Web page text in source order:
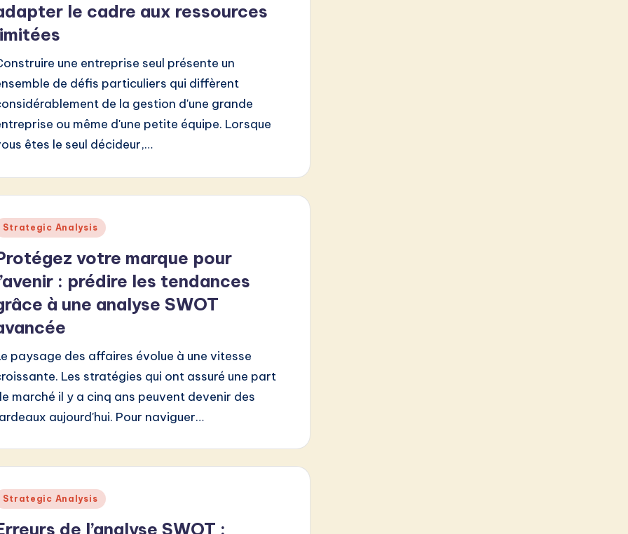
le cadre aux ressources
une entreprise seul présente un
de défis particuliers qui diffèrent
de la gestion d'une grande
ou même d'une petite équipe. Lorsque
êtes le seul décideur,…
Strategic Analysis
votre marque pour
: prédire les tendances
à une analyse SWOT
paysage des affaires évolue à une vitesse
Les stratégies qui ont assuré une part
marché il y a cinq ans peuvent devenir des
aujourd'hui. Pour naviguer…
Strategic Analysis
de l’analyse SWOT :